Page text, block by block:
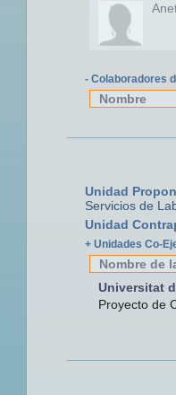
- Colaboradores
Nombre
Unidad
Servicios de
Unidad
+ Unidades Co-
Nombre de
Universitat
Proyecto de